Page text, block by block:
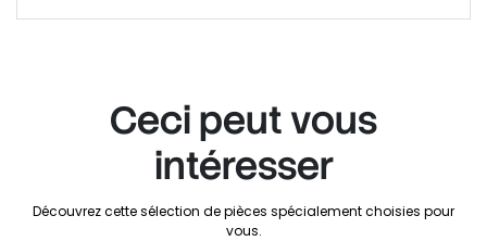
Ceci peut vous
intéresser
Découvrez cette sélection de pièces spécialement choisies pour
vous.